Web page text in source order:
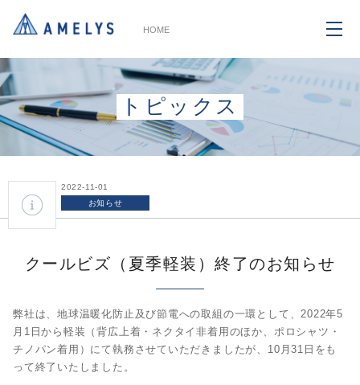
HOME
トピックス
2022-11-01
お知らせ
クールビズ（夏季軽装）終了のお知らせ
弊社は、地球温暖化防止及び節電への取組の一環として、2022年5
月1日から軽装（背広上着・ネクタイ非着用のほか、ポロシャツ・
チノパン着用）にて執務させていただきましたが、10月31日をも
って終了いたしました。